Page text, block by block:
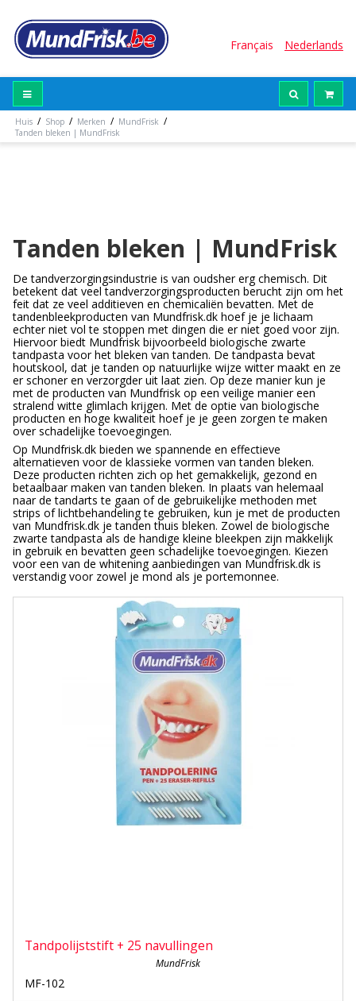
Français Nederlands
Huis / Shop / Merken / MundFrisk /
Tanden bleken | MundFrisk
Tanden bleken | MundFrisk
De tandverzorgingsindustrie is van oudsher erg chemisch. Dit
betekent dat veel tandverzorgingsproducten berucht zijn om het
feit dat ze veel additieven en chemicaliën bevatten. Met de
tandenbleekproducten van Mundfrisk.dk hoef je je lichaam
echter niet vol te stoppen met dingen die er niet goed voor zijn.
Hiervoor biedt Mundfrisk bijvoorbeeld biologische zwarte
tandpasta voor het bleken van tanden. De tandpasta bevat
houtskool, dat je tanden op natuurlijke wijze witter maakt en ze
er schoner en verzorgder uit laat zien. Op deze manier kun je
met de producten van Mundfrisk op een veilige manier een
stralend witte glimlach krijgen. Met de optie van biologische
producten en hoge kwaliteit hoef je je geen zorgen te maken
over schadelijke toevoegingen.
Op Mundfrisk.dk bieden we spannende en effectieve
alternatieven voor de klassieke vormen van tanden bleken.
Deze producten richten zich op het gemakkelijk, gezond en
betaalbaar maken van tanden bleken. In plaats van helemaal
naar de tandarts te gaan of de gebruikelijke methoden met
strips of lichtbehandeling te gebruiken, kun je met de producten
van Mundfrisk.dk je tanden thuis bleken. Zowel de biologische
zwarte tandpasta als de handige kleine bleekpen zijn makkelijk
in gebruik en bevatten geen schadelijke toevoegingen. Kiezen
voor een van de whitening aanbiedingen van Mundfrisk.dk is
verstandig voor zowel je mond als je portemonnee.
Tandpolijststift + 25 navullingen
MundFrisk
MF-102